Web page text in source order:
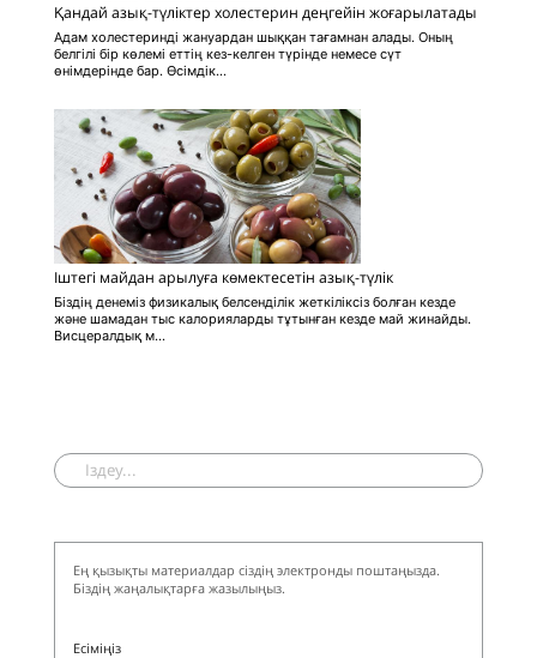
Қандай азық-түліктер холестерин деңгейін жоғарылатады
Адам холестеринді жануардан шыққан тағамнан алады. Оның
белгілі бір көлемі еттің кез-келген түрінде немесе сүт
өнімдерінде бар. Өсімдік...
Іштегі майдан арылуға көмектесетін азық-түлік
Біздің денеміз физикалық белсенділік жеткіліксіз болған кезде
және шамадан тыс калорияларды тұтынған кезде май жинайды.
Висцералдық м...
Ең қызықты материалдар сіздің электронды поштаңызда.
Біздің жаңалықтарға жазылыңыз.
Есіміңіз